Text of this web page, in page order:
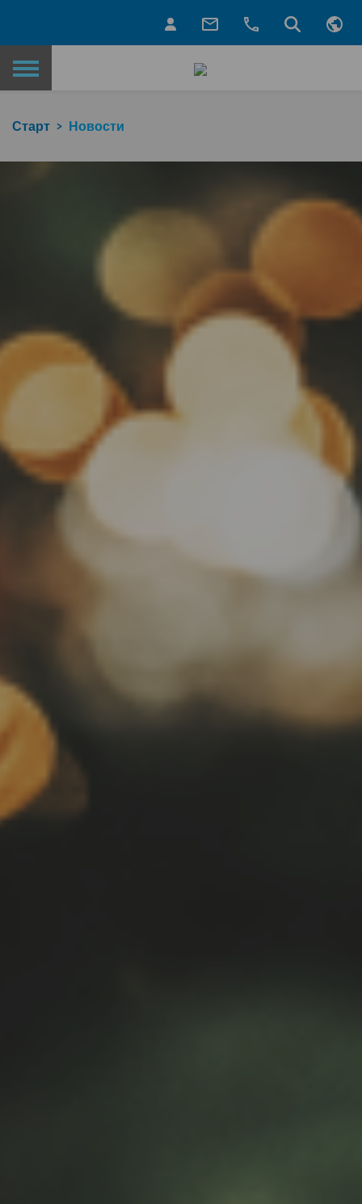
Назад на главную страницу
Старт Новости